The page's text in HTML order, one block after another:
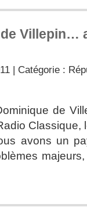
Villepin…
| Catégorie :
de
(Radio
avons un